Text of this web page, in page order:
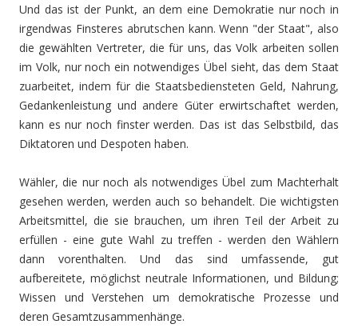
Und das ist der Punkt, an dem eine Demokratie nur noch in
irgendwas Finsteres abrutschen kann. Wenn "der Staat", also
die gewählten Vertreter, die für uns, das Volk arbeiten sollen
im Volk, nur noch ein notwendiges Übel sieht, das dem Staat
zuarbeitet, indem für die Staatsbediensteten Geld, Nahrung,
Gedankenleistung und andere Güter erwirtschaftet werden,
kann es nur noch finster werden. Das ist das Selbstbild, das
Diktatoren und Despoten haben.
Wähler, die nur noch als notwendiges Übel zum Machterhalt
gesehen werden, werden auch so behandelt. Die wichtigsten
Arbeitsmittel, die sie brauchen, um ihren Teil der Arbeit zu
erfüllen - eine gute Wahl zu treffen - werden den Wählern
dann vorenthalten. Und das sind umfassende, gut
aufbereitete, möglichst neutrale Informationen, und Bildung;
Wissen und Verstehen um demokratische Prozesse und
deren Gesamtzusammenhänge.